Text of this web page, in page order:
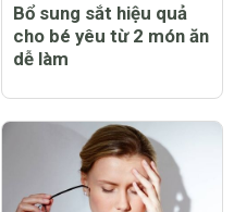
Bổ sung sắt hiệu quả
cho bé yêu từ 2 món ăn
dễ làm